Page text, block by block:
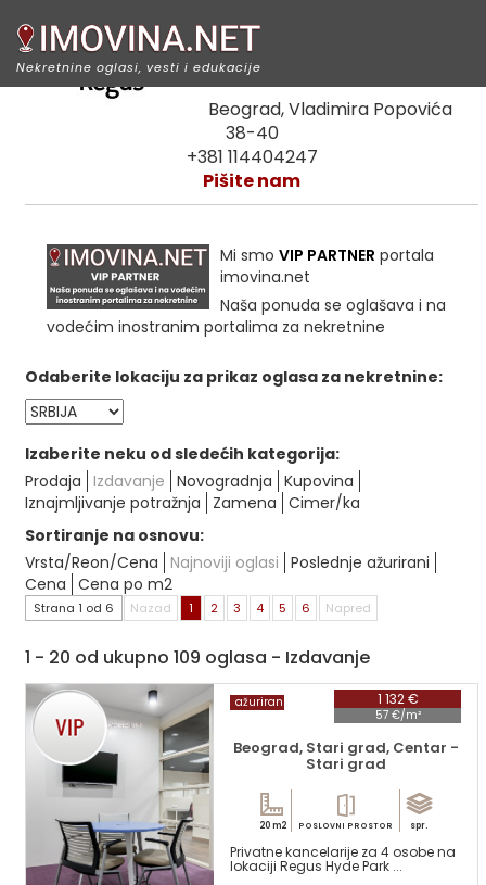
Regus IWG
Beograd, Vladimira Popovića
38-40
+381 114404247
Pišite nam
Mi smo VIP PARTNER portala
imovina.net
Naša ponuda se oglašava i na
vodećim inostranim portalima za nekretnine
Odaberite lokaciju za prikaz oglasa za nekretnine:
Izaberite neku od sledećih kategorija:
Prodaja Izdavanje Novogradnja Kupovina
Iznajmljivanje potražnja
Zamena Cimer/ka
Sortiranje na osnovu:
Vrsta/Reon/Cena Najnoviji oglasi Poslednje ažurirani
Cena Cena po m2
Strana 1 od 6 Nazad 1 2 3 4 5 6 Napred
1 - 20 od ukupno 109 oglasa - Izdavanje
1 132 €
57 €/m²
ažuriran
Beograd, Stari grad, Centar -
Stari grad
20 m2 POSLOVNI PROSTOR spr.
Privatne kancelarije za 4 osobe na
lokaciji Regus Hyde Park ...
Nekretnine oglasi, vesti i edukacije